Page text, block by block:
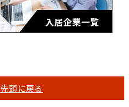
先頭に戻る